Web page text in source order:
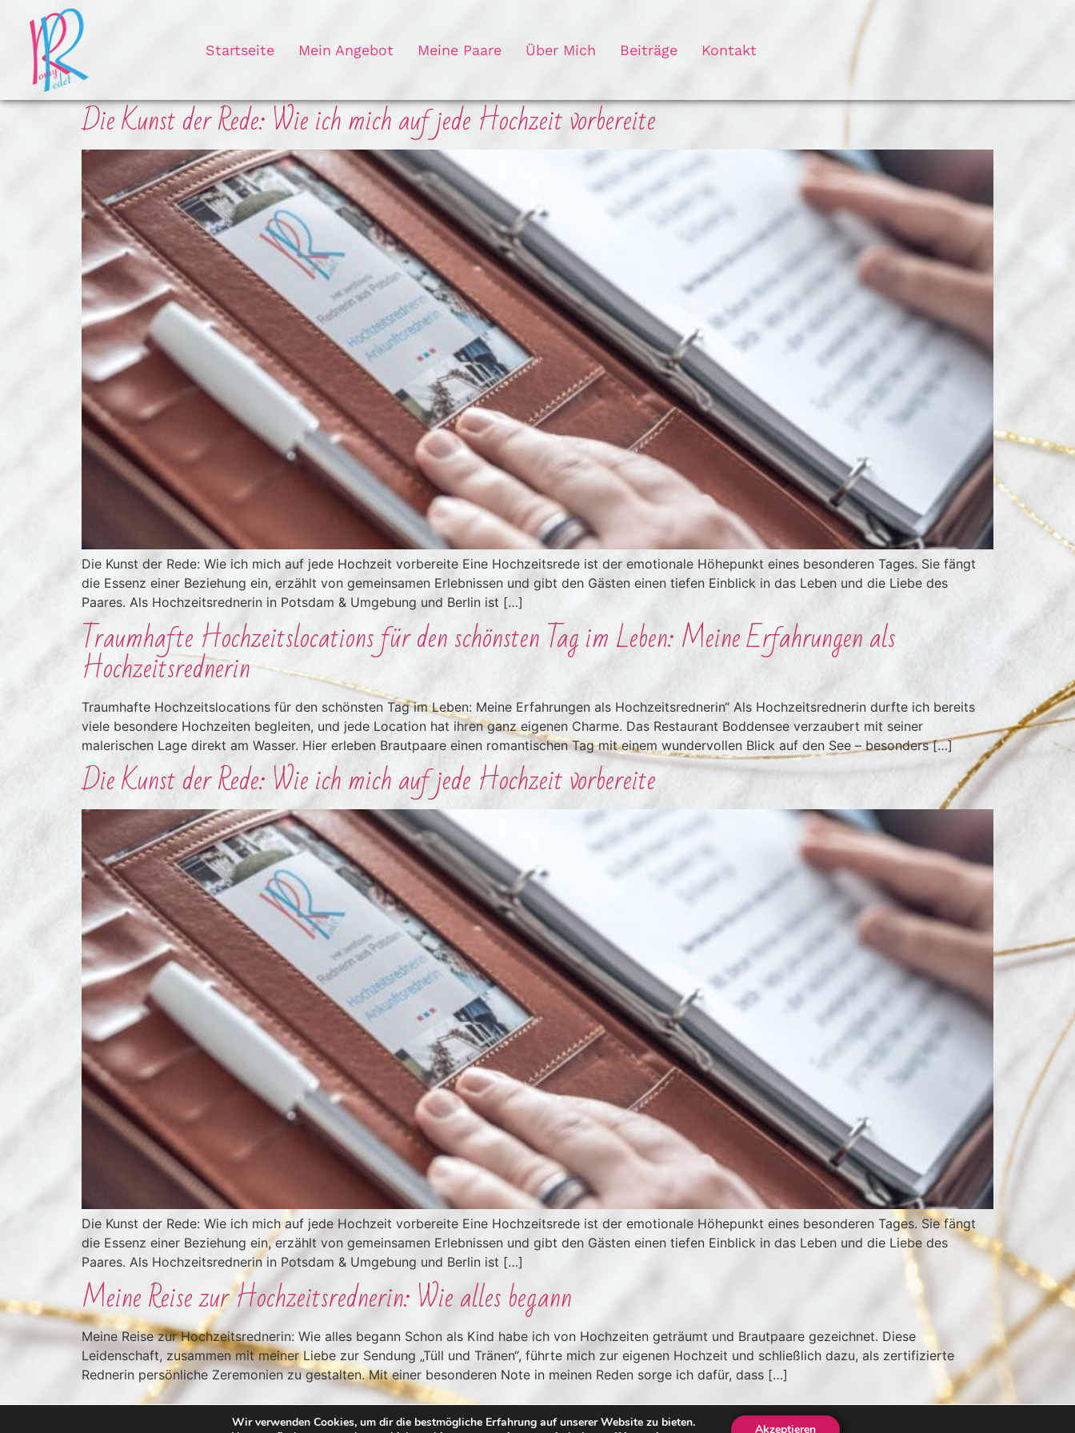
Startseite Mein Angebot Meine Paare Über Mich Beiträge Kontakt
Die Kunst der Rede: Wie ich mich auf jede Hochzeit vorbereite
Die Kunst der Rede: Wie ich mich auf jede Hochzeit vorbereite Eine Hochzeitsrede ist der emotionale Höhepunkt eines besonderen Tages. Sie fängt
die Essenz einer Beziehung ein, erzählt von gemeinsamen Erlebnissen und gibt den Gästen einen tiefen Einblick in das Leben und die Liebe des
Paares. Als Hochzeitsrednerin in Potsdam & Umgebung und Berlin ist […]
Traumhafte Hochzeitslocations für den schönsten Tag im Leben: Meine Erfahrungen als
Hochzeitsrednerin
Traumhafte Hochzeitslocations für den schönsten Tag im Leben: Meine Erfahrungen als Hochzeitsrednerin“ Als Hochzeitsrednerin durfte ich bereits
viele besondere Hochzeiten begleiten, und jede Location hat ihren ganz eigenen Charme. Das Restaurant Boddensee verzaubert mit seiner
malerischen Lage direkt am Wasser. Hier erleben Brautpaare einen romantischen Tag mit einem wundervollen Blick auf den See – besonders […]
Die Kunst der Rede: Wie ich mich auf jede Hochzeit vorbereite
Die Kunst der Rede: Wie ich mich auf jede Hochzeit vorbereite Eine Hochzeitsrede ist der emotionale Höhepunkt eines besonderen Tages. Sie fängt
die Essenz einer Beziehung ein, erzählt von gemeinsamen Erlebnissen und gibt den Gästen einen tiefen Einblick in das Leben und die Liebe des
Paares. Als Hochzeitsrednerin in Potsdam & Umgebung und Berlin ist […]
Meine Reise zur Hochzeitsrednerin: Wie alles begann
Meine Reise zur Hochzeitsrednerin: Wie alles begann Schon als Kind habe ich von Hochzeiten geträumt und Brautpaare gezeichnet. Diese
Leidenschaft, zusammen mit meiner Liebe zur Sendung „Tüll und Tränen“, führte mich zur eigenen Hochzeit und schließlich dazu, als zertifizierte
Rednerin persönliche Zeremonien zu gestalten. Mit einer besonderen Note in meinen Reden sorge ich dafür, dass […]
Wir verwenden Cookies, um dir die bestmögliche Erfahrung auf unserer Website zu bieten.
Akzeptieren